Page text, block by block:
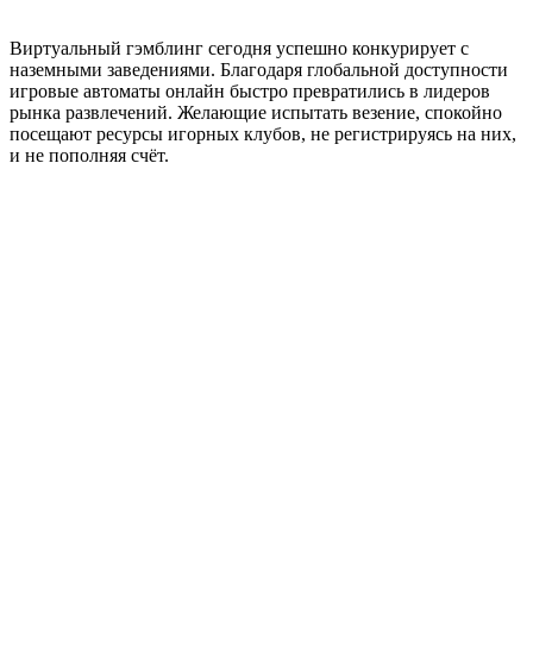
Виртуальный гэмблинг сегодня успешно конкурирует с
наземными заведениями. Благодаря глобальной доступности
игровые автоматы онлайн быстро превратились в лидеров
рынка развлечений. Желающие испытать везение, спокойно
посещают ресурсы игорных клубов, не регистрируясь на них,
и не пополняя счёт.